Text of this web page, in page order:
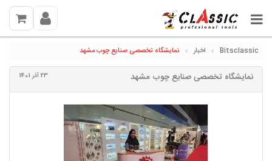
Bitsclassic اخبار نمایشگاه تخصصی صنایع چوب مشهد
نمایشگاه تخصصی صنایع چوب مشهد 23 آذر 1401